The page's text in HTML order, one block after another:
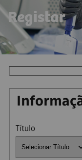
Registar
Título